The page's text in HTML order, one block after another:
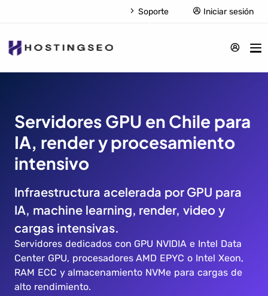
Soporte Iniciar sesión
Servidores GPU en Chile para
IA, render y procesamiento
intensivo
Infraestructura acelerada por GPU para
IA, machine learning, render, video y
cargas intensivas.
Servidores dedicados con GPU NVIDIA e Intel Data
Center GPU, procesadores AMD EPYC o Intel Xeon,
RAM ECC y almacenamiento NVMe para cargas de
alto rendimiento.